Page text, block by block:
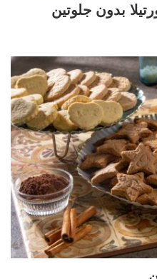
بدون جلوتين